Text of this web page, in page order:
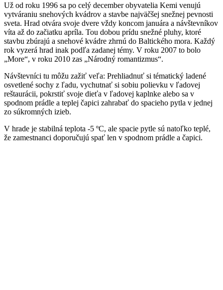
Už od roku 1996 sa po celý december obyvatelia Kemi venujú
vytváraniu snehových kvádrov a stavbe najväčšej snežnej pevnosti
sveta. Hrad otvára svoje dvere vždy koncom januára a návštevníkov
víta až do začiatku apríla. Tou dobou prídu snežné pluhy, ktoré
stavbu zbúrajú a snehové kvádre zhrnú do Baltického mora. Každý
rok vyzerá hrad inak podľa zadanej témy. V roku 2007 to bolo
„More“, v roku 2010 zas „Národný romantizmus“.
Návštevníci tu môžu zažiť veľa: Prehliadnuť si tématický ladené
osvetlené sochy z ľadu, vychutnať si sobiu polievku v ľadovej
reštaurácii, pokrstiť svoje dieťa v ľadovej kaplnke alebo sa v
spodnom prádle a teplej čapici zahrabať do spacieho pytla v jednej
zo súkromných izieb.
V hrade je stabilná teplota -5 ºC, ale spacie pytle sú natoľko teplé,
že zamestnanci doporučujú spať len v spodnom prádle a čapici.